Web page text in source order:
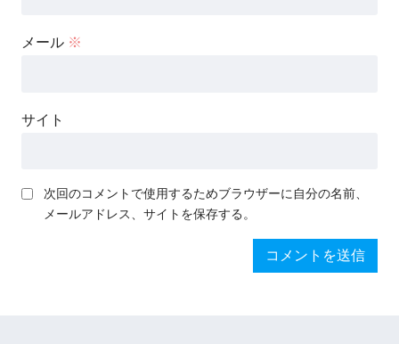
メール ※
サイト
次回のコメントで使用するためブラウザーに自分の名前、
メールアドレス、サイトを保存する。